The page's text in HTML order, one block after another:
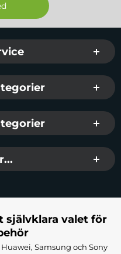
och länkar
självklara valet för
Samsung och Sony